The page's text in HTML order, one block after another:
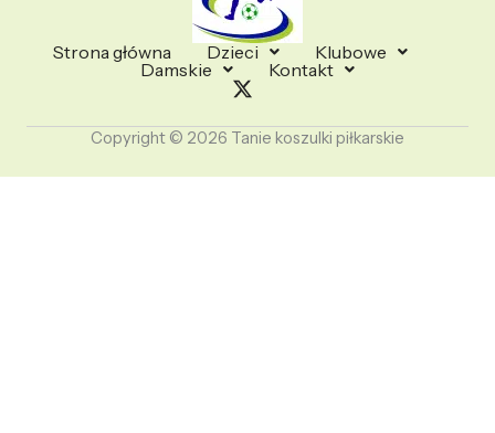
Strona główna Dzieci
Klubowe
Damskie
Kontakt
Copyright © 2026 Tanie koszulki piłkarskie